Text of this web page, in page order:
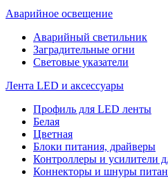
Аварийное освещение
Аварийный светильник
Заградительные огни
Световые указатели
Лента LED и аксессуары
Профиль для LED ленты
Белая
Цветная
Блоки питания, драйверы
Контроллеры и усилители
Коннекторы и шнуры